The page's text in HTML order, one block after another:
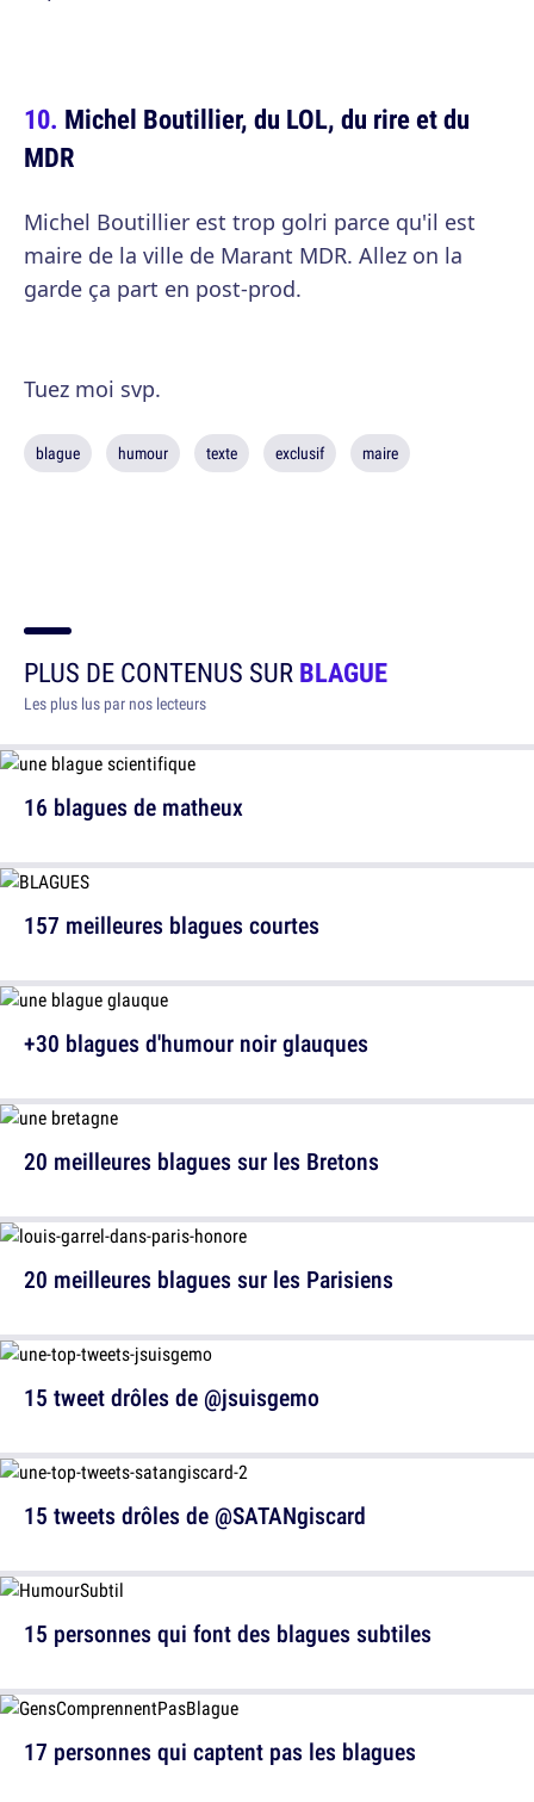
Michel Boutillier, du LOL, du rire et du
MDR
Michel Boutillier est trop golri parce qu'il est
maire de la ville de Marant MDR. Allez on la
garde ça part en post-prod.
Tuez moi svp.
blague humour texte exclusif maire
PLUS DE CONTENUS SURBLAGUE
Les plus lus par nos lecteurs
16 blagues de matheux
+30 blagues d'humour noir glauques
20 meilleures blagues sur les Parisiens
15 personnes qui font des blagues subtiles
157 meilleures blagues courtes
20 meilleures blagues sur les Bretons
15 tweet drôles de @jsuisgemo
15 tweets drôles de @SATANgiscard
17 personnes qui captent pas les blagues